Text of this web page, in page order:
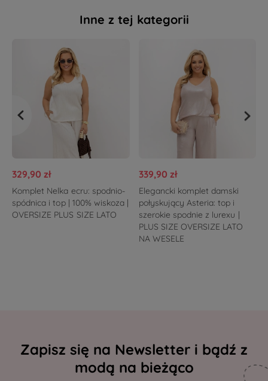
Inne z tej kategorii
329,90 zł
Komplet Nelka ecru: spodnio-
spódnica i top | 100% wiskoza |
OVERSIZE PLUS SIZE LATO
339,90 zł
Elegancki komplet damski
połyskujący Asteria: top i
szerokie spodnie z lurexu |
PLUS SIZE OVERSIZE LATO
NA WESELE
Zapisz się na Newsletter i bądź z
modą na bieżąco